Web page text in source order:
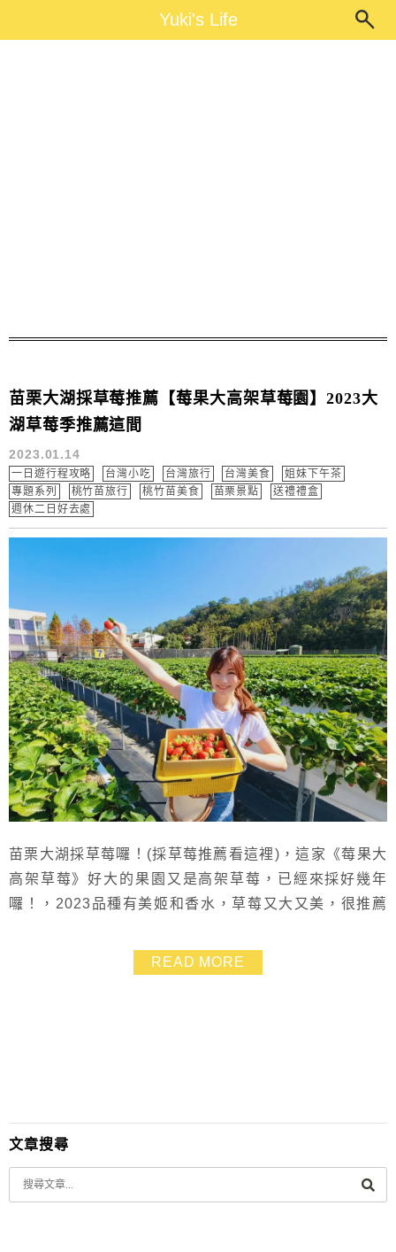
Yuki's LifeYuki's Life
苗栗大湖採草莓推薦【莓果大高架草莓園】2023大
湖草莓季推薦這間
2023.01.14
一日遊行程攻略 台灣小吃 台灣旅行 台灣美食
姐妹下午茶
專題系列
桃竹苗旅行 桃竹苗美食 苗栗景點
送禮禮盒
週休二日好去處
苗栗大湖採草莓囉！(採草莓推薦看這裡)，這家《莓果大
高架草莓》好大的果園又是高架草莓，已經來採好幾年
囉！，2023品種有美姬和香水，草莓又大又美，很推薦
READ MORE
文章搜尋